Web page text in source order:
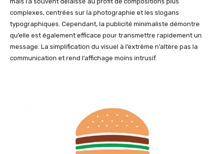
complexes, centrées sur la photographie et les slogans
typographiques. Cependant, la publicité minimaliste démontre
qu’elle est également efficace pour transmettre rapidement un
message. La simplification du visuel à l’extrême n’altère pas la
communication et rend l’affichage moins intrusif.